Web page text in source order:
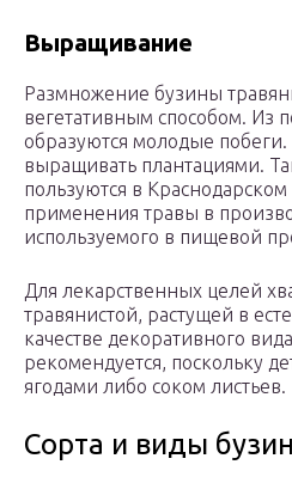
Выращивание
Размножение бузины
вегетативным способом. Из
образуются молодые
выращивать плантациями.
пользуются в
применения травы в
используемого в пищевой
Для лекарственных целей
травянистой, растущей в
качестве декоративного
рекомендуется, поскольку
ягодами либо соком листьев.
Сорта и виды